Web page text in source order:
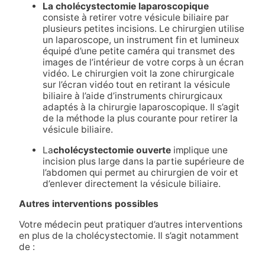
La cholécystectomie laparoscopique
consiste à retirer votre vésicule biliaire par
plusieurs petites incisions. Le chirurgien utilise
un laparoscope, un instrument fin et lumineux
équipé d’une petite caméra qui transmet des
images de l’intérieur de votre corps à un écran
vidéo. Le chirurgien voit la zone chirurgicale
sur l’écran vidéo tout en retirant la vésicule
biliaire à l’aide d’instruments chirurgicaux
adaptés à la chirurgie laparoscopique. Il s’agit
de la méthode la plus courante pour retirer la
vésicule biliaire.
Lacholécystectomie ouverteimplique une
incision plus large dans la partie supérieure de
l’abdomen qui permet au chirurgien de voir et
d’enlever directement la vésicule biliaire.
Autres interventions possibles
Votre médecin peut pratiquer d’autres interventions
en plus de la cholécystectomie. Il s’agit notamment
de :